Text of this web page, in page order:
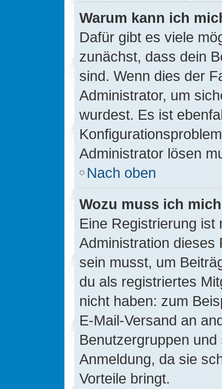
Warum kann ich
Dafür gibt es viele
zunächst, dass dein
sind. Wenn dies der
Administrator, um
wurdest. Es ist
Administrator lösen
Nach oben
Wozu muss ich
Eine Registrierung ist
Administration dieses
sein musst, um
du als registriertes
nicht haben: zum
E-Mail-Versand an
Benutzergruppen
Anmeldung, da sie
Vorteile bringt.